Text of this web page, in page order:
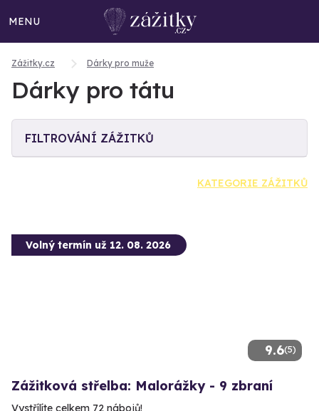
MENU
Zážitky.cz Dárky pro muže
Dárky pro tátu
FILTROVÁNÍ ZÁŽITKŮ
KATEGORIE ZÁŽITKŮ
9.6(5)
Volný termín už 12. 08. 2026
Zážitková střelba: Malorážky - 9 zbraní
Vystřílíte celkem 72 nábojů!